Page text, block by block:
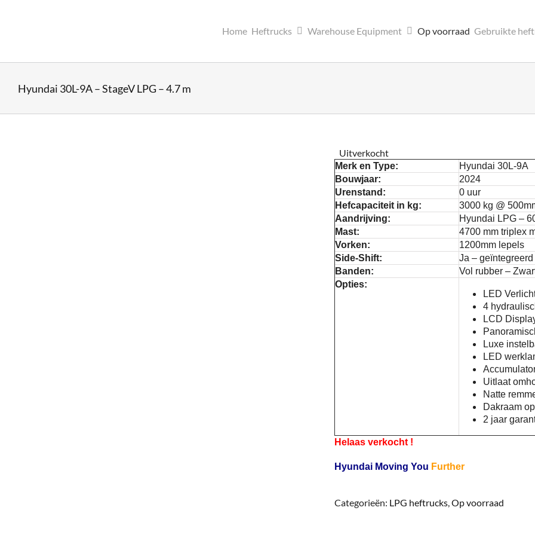
Home Heftrucks Warehouse Equipment Op voorraad Gebruikte
Hyundai 30L-9A – StageV LPG – 4.7 m
Uitverkocht
Merk en Type:
Hyundai 30L-9A
Bouwjaar:
2024
Urenstand:
0 uur
Hefcapaciteit in kg:
3000 kg @
Aandrijving:
Hyundai LPG –
Mast:
4700 mm triplex
Vorken:
1200mm lepels
Side-Shift:
Ja –
Banden:
Vol rubber –
Opties:
LED
4
LCD
Luxe
LED
Uitlaat
Natte
Dakraam
2 jaar
Helaas verkocht !
Hyundai Moving You Further
Categorieën: LPG heftrucks,Op voorraad